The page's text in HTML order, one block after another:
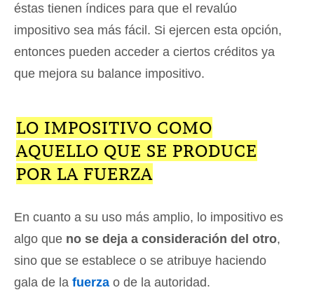
éstas tienen índices para que el revalúo
impositivo sea más fácil. Si ejercen esta opción,
entonces pueden acceder a ciertos créditos ya
que mejora su balance impositivo.
LO IMPOSITIVO COMO
AQUELLO QUE SE PRODUCE
POR LA FUERZA
En cuanto a su uso más amplio, lo impositivo es
algo que no se deja a consideración del otro,
sino que se establece o se atribuye haciendo
gala de la fuerza o de la autoridad.